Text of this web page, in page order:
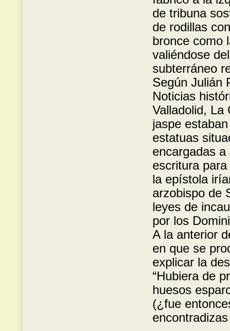
de tribuna
de rodillas
bronce como
valiéndose
subterráneo
Según Julián
Noticias
Valladolid, La
jaspe
estatuas
encargadas
escritura
la epístola
arzobispo de
leyes de
por los
A la anterior
en que se
explicar la
“Hubiera de
huesos
(¿fue